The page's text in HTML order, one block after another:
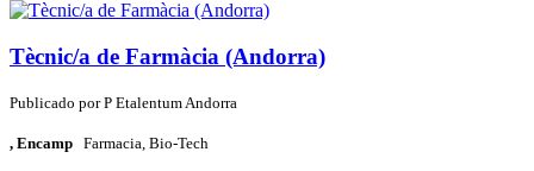
Tècnic/a de Farmàcia (Andorra)
Publicado porP Etalentum Andorra
, Encamp Farmacia, Bio-Tech